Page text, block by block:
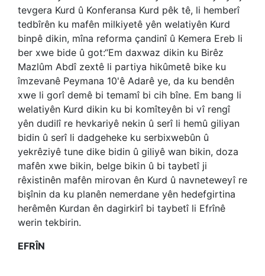
tevgera Kurd û Konferansa Kurd pêk tê, li hemberî
tedbîrên ku mafên milkiyetê yên welatiyên Kurd
binpê dikin, mîna reforma çandinî û Kemera Ereb li
ber xwe bide û got:“Em daxwaz dikin ku Birêz
Mazlûm Abdî zextê li partiya hikûmetê bike ku
îmzevanê Peymana 10'ê Adarê ye, da ku bendên
xwe li gorî demê bi temamî bi cih bîne. Em bang li
welatiyên Kurd dikin ku bi komîteyên bi vî rengî
yên dudilî re hevkariyê nekin û serî li hemû giliyan
bidin û serî li dadgeheke ku serbixwebûn û
yekrêziyê tune dike bidin û giliyê wan bikin, doza
mafên xwe bikin, belge bikin û bi taybetî ji
rêxistinên mafên mirovan ên Kurd û navneteweyî re
bişînin da ku planên nemerdane yên hedefgirtina
herêmên Kurdan ên dagirkirî bi taybetî li Efrînê
werin tekbirin.
EFRÎN